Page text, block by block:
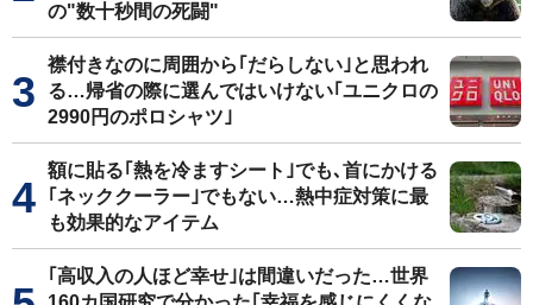
の"数十秒間の死闘"
襟付きなのに周囲から｢だらしない｣と思われ
る…帰省の際に選んではいけない｢ユニクロの
2990円のポロシャツ｣
額に貼る｢熱を冷ますシート｣でも､首にかける
｢ネッククーラー｣でもない…熱中症対策に最
も効果的なアイテム
｢高収入の人ほど幸せ｣は間違いだった…世界